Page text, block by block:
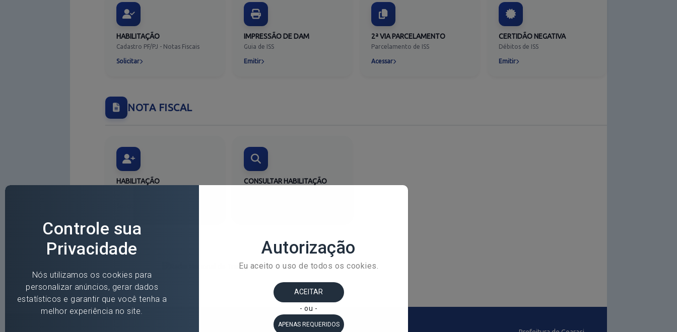
HABILITAÇÃO
Cadastro PF/PJ - Notas Fiscais
Solicitar
IMPRESSÃO DE DAM
Guia de ISS
Emitir
2ª VIA PARCELAMENTO
Parcelamento de ISS
Acessar
CERTIDÃO NEGATIVA
Débitos de ISS
Emitir
NOTA FISCAL
HABILITAÇÃO CONSULTAR HABILITAÇÃO